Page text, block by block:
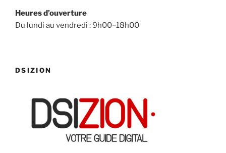
Heures d’ouverture
Du lundi au vendredi : 9h00–18h00
DSIZION